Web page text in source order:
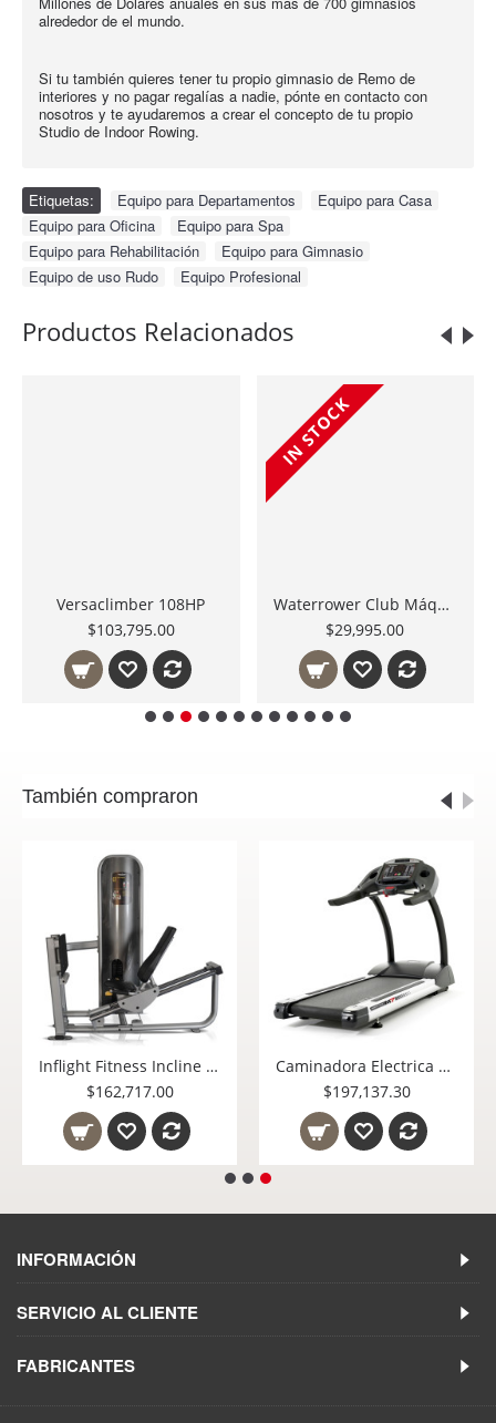
alrededor de el mundo.
Si tu también quieres tener tu propio gimnasio de Remo de
interiores y no pagar regalías a nadie, pónte en contacto con
nosotros y te ayudaremos a crear el concepto de tu propio
Studio de Indoor Rowing.
Etiquetas: Equipo para Departamentos Equipo para Casa
Equipo para Oficina
Equipo para Spa
Equipo para Rehabilitación
Equipo para Gimnasio
Equipo de uso Rudo
Equipo Profesional
Productos Relacionados
Versaclimber 108HP
$103,795.00
IN STOCK
Waterrower Club Máquina de Remo de Uso Rudo para Gimnasio 150-S4-Retail
$29,995.00
También compraron
Inflight Fitness Incline Leg Press / Calf Rise with full shruds
$162,717.00
Caminadora Electrica M7 - Circle Fitness USA | Motor de 5.0 HP, Pantalla LED y Bajo Mantenimiento.
$197,137.30
INFORMACIÓN
SERVICIO AL CLIENTE
FABRICANTES